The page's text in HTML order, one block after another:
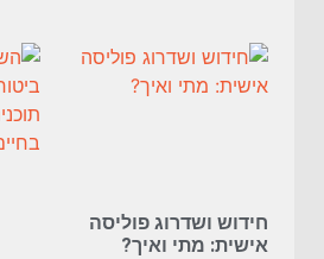
חידוש ושדרוג פוליסה
אישית: מתי ואיך?